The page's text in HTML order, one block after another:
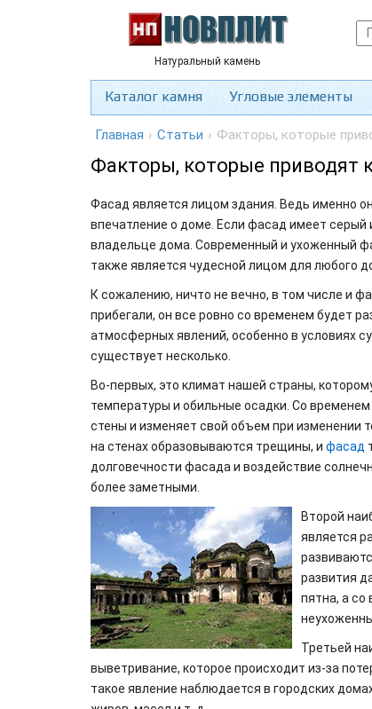
Натуральный камень
Каталог камня Угловые элементы
Главная › Статьи › Факторы, которые
Факторы, которые приводят
Фасад является лицом здания. Ведь именно
впечатление о доме. Если фасад имеет
владельце дома. Современный и ухоженный
также является чудесной лицом для любого
К сожалению, ничто не вечно, в том числе и
прибегали, он все ровно со временем будет
атмосферных явлений, особенно в условиях
существует несколько.
Во-первых, это климат нашей страны,
температуры и обильные осадки. Со
стены и изменяет свой объем при изменении
на стенах образовываются трещины, и фасад
долговечности фасада и воздействие
более заметными.
Второй
является
развития
пятна, а со
Третьей
выветривание, которое происходит из-за
такое явление наблюдается в городских